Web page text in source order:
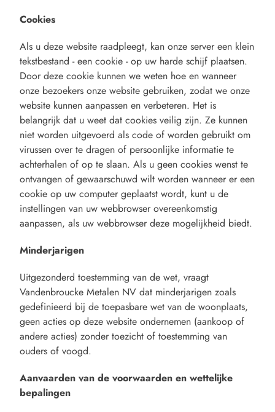
Cookies
Als u deze website raadpleegt, kan onze server een klein
tekstbestand - een cookie - op uw harde schijf plaatsen.
Door deze cookie kunnen we weten hoe en wanneer
onze bezoekers onze website gebruiken, zodat we onze
website kunnen aanpassen en verbeteren. Het is
belangrijk dat u weet dat cookies veilig zijn. Ze kunnen
niet worden uitgevoerd als code of worden gebruikt om
virussen over te dragen of persoonlijke informatie te
achterhalen of op te slaan. Als u geen cookies wenst te
ontvangen of gewaarschuwd wilt worden wanneer er een
cookie op uw computer geplaatst wordt, kunt u de
instellingen van uw webbrowser overeenkomstig
aanpassen, als uw webbrowser deze mogelijkheid biedt.
Minderjarigen
Uitgezonderd toestemming van de wet, vraagt
Vandenbroucke Metalen NV dat minderjarigen zoals
gedefinieerd bij de toepasbare wet van de woonplaats,
geen acties op deze website ondernemen (aankoop of
andere acties) zonder toezicht of toestemming van
ouders of voogd.
Aanvaarden van de voorwaarden en wettelijke
bepalingen